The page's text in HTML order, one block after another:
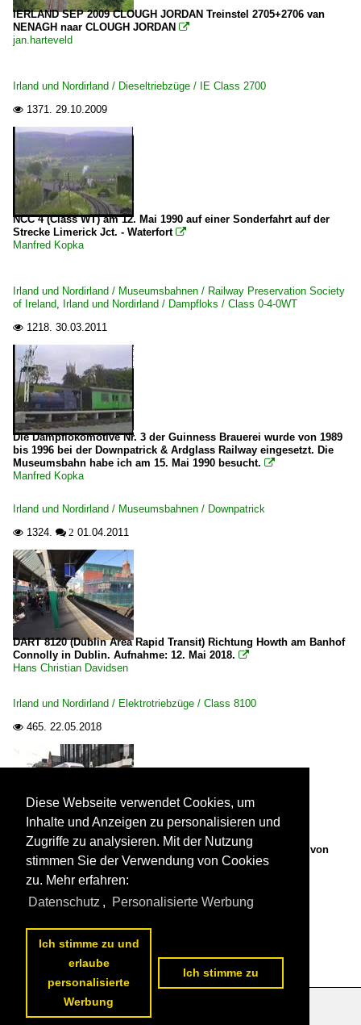
IERLAND SEP 2009 CLOUGH JORDAN Treinstel 2705+2706 van
NENAGH naar CLOUGH JORDAN 
jan.harteveld
Irland und Nordirland / Dieseltriebzüge / IE Class 2700
 1371. 29.10.2009
NCC 4 (Class WT) am 12. Mai 1990 auf einer Sonderfahrt auf der
Strecke Limerick Jct. - Waterfort 
Manfred Kopka
Irland und Nordirland / Museumsbahnen / Railway Preservation Society
of Ireland, Irland und Nordirland / Dampfloks / Class 0-4-0WT
 1218. 30.03.2011
Die Dampflokomotive Nr. 3 der Guinness Brauerei wurde von 1989
bis 1996 bei der Downpatrick & Ardglass Railway eingesetzt. Die
Museumsbahn habe ich am 15. Mai 1990 besucht. 
Manfred Kopka
Irland und Nordirland / Museumsbahnen / Downpatrick
 1324.  2 01.04.2011
DART 8120 (Dublin Area Rapid Transit) Richtung Howth am Banhof
Connolly in Dublin. Aufnahme: 12. Mai 2018. 
Hans Christian Davidsen
Irland und Nordirland / Elektrotriebzüge / Class 8100
 465. 22.05.2018
Die Straßenbahn LUAS 3007 am Beresford Place unter der
Hochbahn von DART. Auf der Brücke wird die Straßenbahn von
einem Treibzug überquert. Aufnahme: 9. Mai 2018. 
Hans Christian Davidsen
Irland und Nordirland / Straßenbahn / Dublin LUAS
Datenschutzerklärung
Diese Webseite verwendet Cookies, um
Inhalte und Anzeigen zu personalisieren und
Zugriffe zu analysieren. Mit der Nutzung
stimmen Sie der Verwendung von Cookies
zu. Mehr erfahren:
Datenschutz , Personalisierte Werbung
Ich stimme zu und
erlaube
personalisierte
Werbung
Ich stimme zu